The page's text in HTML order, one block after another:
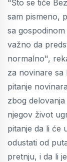
"Što se tiče
sam pismeno,
sa
važno da
normalno",
za novinare sa
pitanje
zbog
njegov život
pitanje da li će
odustati od
pretnju, i da li